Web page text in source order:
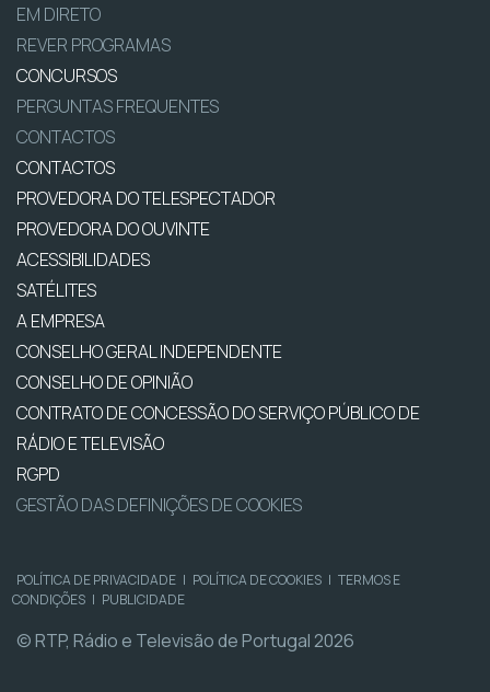
EM DIRETO
REVER PROGRAMAS
CONCURSOS
PERGUNTAS FREQUENTES
CONTACTOS
CONTACTOS
PROVEDORA DO TELESPECTADOR
PROVEDORA DO OUVINTE
ACESSIBILIDADES
SATÉLITES
A EMPRESA
CONSELHO GERAL INDEPENDENTE
CONSELHO DE OPINIÃO
CONTRATO DE CONCESSÃO DO SERVIÇO PÚBLICO DE
RÁDIO E TELEVISÃO
RGPD
GESTÃO DAS DEFINIÇÕES DE COOKIES
POLÍTICA DE PRIVACIDADE | POLÍTICA DE COOKIES | TERMOS E
CONDIÇÕES | PUBLICIDADE
© RTP, Rádio e Televisão de Portugal 2026